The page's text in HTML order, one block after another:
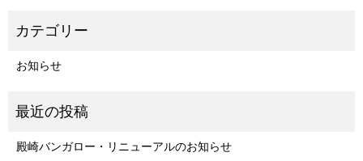
お知らせ
殿崎バンガロー・リニューアルのお知らせ